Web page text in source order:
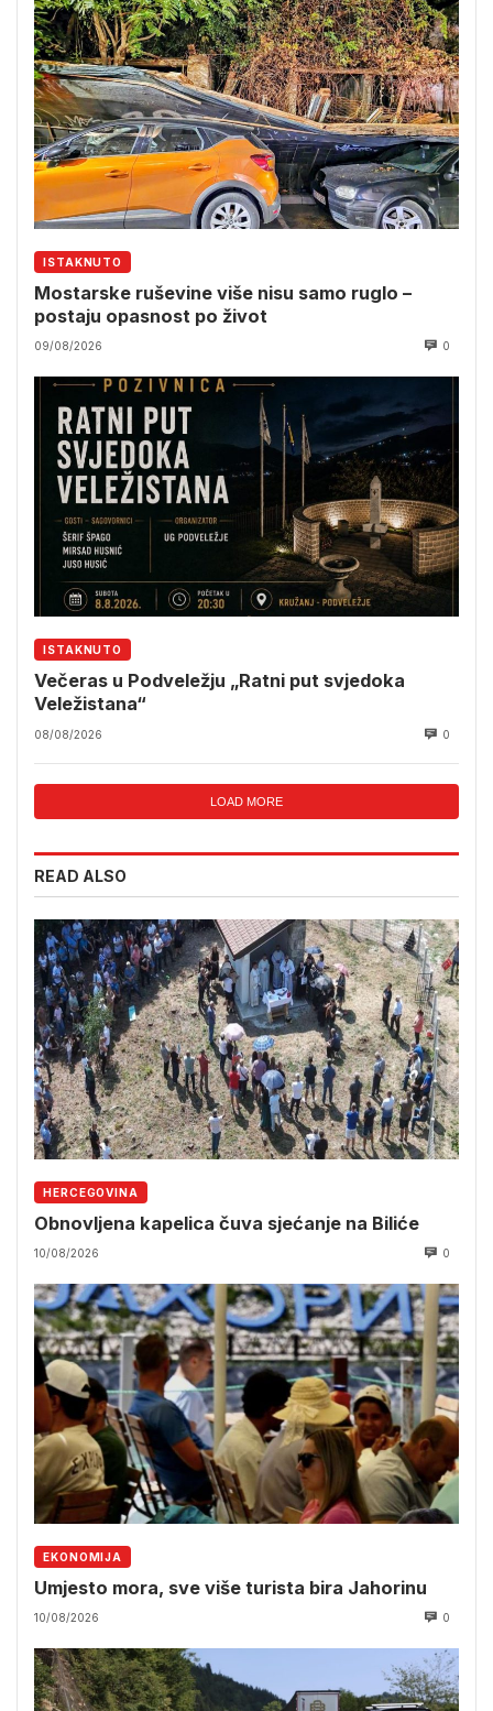
ISTAKNUTO
Mostarske ruševine više nisu samo ruglo –
postaju opasnost po život
09/08/2026 0
ISTAKNUTO
Večeras u Podveležju „Ratni put svjedoka
Veležistana“
08/08/2026 0
LOAD MORE
READ ALSO
HERCEGOVINA
Obnovljena kapelica čuva sjećanje na Biliće
10/08/2026 0
EKONOMIJA
Umjesto mora, sve više turista bira Jahorinu
10/08/2026 0